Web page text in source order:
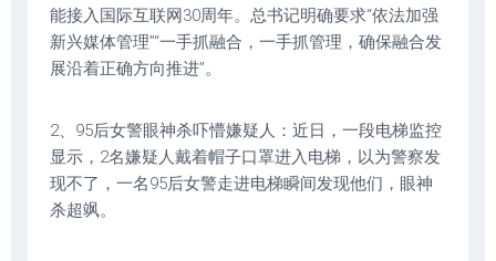
能接入国际互联网30周年。总书记明确要求“依法加强
新兴媒体管理”“一手抓融合，一手抓管理，确保融合发
展沿着正确方向推进”。
2、95后女警眼神杀吓懵嫌疑人：近日，一段电梯监控
显示，2名嫌疑人戴着帽子口罩进入电梯，以为警察发
现不了，一名95后女警走进电梯瞬间发现他们，眼神
杀超飒。